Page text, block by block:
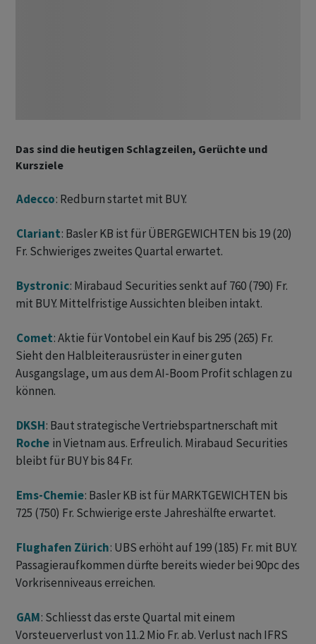
Das sind die heutigen Schlagzeilen, Gerüchte und
Kursziele
Adecco: Redburn startet mit BUY.
Clariant: Basler KB ist für ÜBERGEWICHTEN bis 19 (20)
Fr. Schwieriges zweites Quartal erwartet.
Bystronic: Mirabaud Securities senkt auf 760 (790) Fr.
mit BUY. Mittelfristige Aussichten bleiben intakt.
Comet: Aktie für Vontobel ein Kauf bis 295 (265) Fr.
Sieht den Halbleiterausrüster in einer guten
Ausgangslage, um aus dem AI-Boom Profit schlagen zu
können.
DKSH: Baut strategische Vertriebspartnerschaft mit
Roche in Vietnam aus. Erfreulich. Mirabaud Securities
bleibt für BUY bis 84 Fr.
Ems-Chemie: Basler KB ist für MARKTGEWICHTEN bis
725 (750) Fr. Schwierige erste Jahreshälfte erwartet.
Flughafen Zürich: UBS erhöht auf 199 (185) Fr. mit BUY.
Passagieraufkommen dürfte bereits wieder bei 90pc des
Vorkrisenniveaus erreichen.
GAM: Schliesst das erste Quartal mit einem
Vorsteuerverlust von 11.2 Mio Fr. ab. Verlust nach IFRS